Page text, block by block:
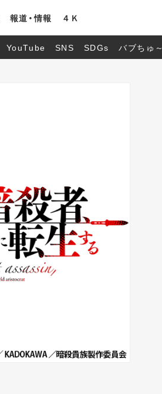
報道・情報 ４Ｋ
YouTube SNS SDGs バブちゅ～